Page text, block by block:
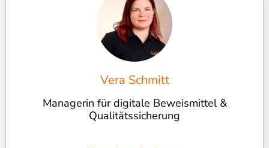
Vera Schmitt
Managerin für digitale Beweismittel &
Qualitätssicherung